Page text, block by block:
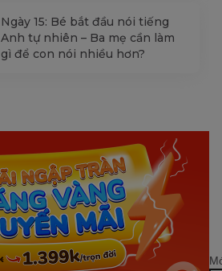
Ngày 15: Bé bắt đầu nói tiếng
Anh tự nhiên – Ba mẹ cần làm
gì để con nói nhiều hơn?